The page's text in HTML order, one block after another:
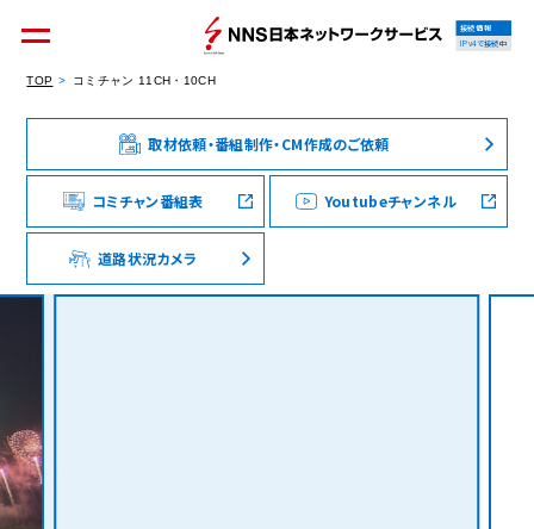
個人のお客様 集合住宅オーナーの方
法人のお客様 料金シミュレーション
接続情報
IPv4で接続中
TOP コミチャン 11CH・10CH
取材依頼・番組制作・CM作成のご依頼
コミチャン番組表 Youtubeチャンネル
道路状況カメラ